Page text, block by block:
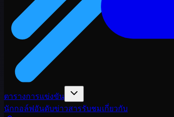
ตารางการแข่งขัน
นักกอล์ฟอันดับข่าวสารรับชมเกี่ยวกับ